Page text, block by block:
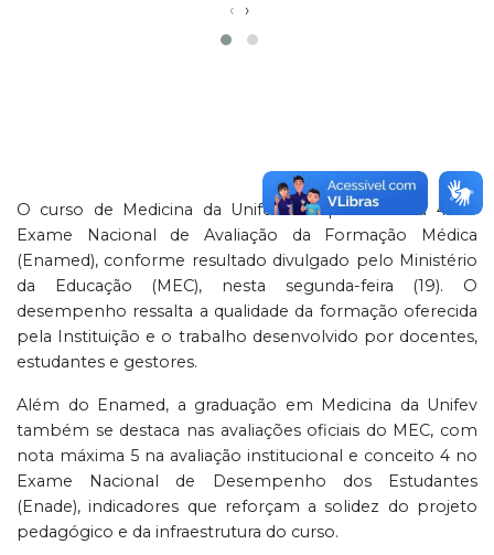
‹ ›
O curso de Medicina da Unifev conquistou nota 4 no
Exame Nacional de Avaliação da Formação Médica
(Enamed), conforme resultado divulgado pelo Ministério
da Educação (MEC), nesta segunda-feira (19). O
desempenho ressalta a qualidade da formação oferecida
pela Instituição e o trabalho desenvolvido por docentes,
estudantes e gestores.
Além do Enamed, a graduação em Medicina da Unifev
também se destaca nas avaliações oficiais do MEC, com
nota máxima 5 na avaliação institucional e conceito 4 no
Exame Nacional de Desempenho dos Estudantes
(Enade), indicadores que reforçam a solidez do projeto
pedagógico e da infraestrutura do curso.